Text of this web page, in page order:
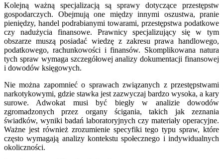
Kolejną ważną specjalizacją są sprawy dotyczące przestępstw
gospodarczych. Obejmują one między innymi oszustwa, pranie
pieniędzy, handel podrabianymi towarami, przestępstwa podatkowe
czy nadużycia finansowe. Prawnicy specjalizujący się w tym
obszarze muszą posiadać wiedzę z zakresu prawa handlowego,
podatkowego, rachunkowości i finansów. Skomplikowana natura
tych spraw wymaga szczegółowej analizy dokumentacji finansowej
i dowodów księgowych.
Nie można zapomnieć o sprawach związanych z przestępstwami
narkotykowymi, gdzie stawka jest zazwyczaj bardzo wysoka, a kary
surowe. Adwokat musi być biegły w analizie dowodów
zgromadzonych przez organy ścigania, takich jak zeznania
świadków, wyniki badań laboratoryjnych czy materiały operacyjne.
Ważne jest również zrozumienie specyfiki tego typu spraw, które
często wymagają analizy kontekstu społecznego i indywidualnych
okoliczności.